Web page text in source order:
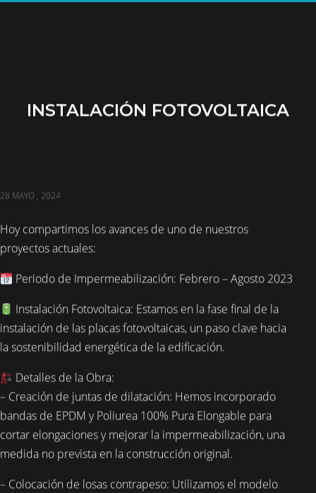
INSTALACIÓN FOTOVOLTAICA
28 MAYO , 2024
Hoy compartimos los avances de uno de nuestros
proyectos actuales:
Periodo de Impermeabilización: Febrero – Agosto 2023
Instalación Fotovoltaica: Estamos en la fase final de la
instalación de las placas fotovoltaicas, un paso clave hacia
la sostenibilidad energética de la edificación.
Detalles de la Obra:
– Creación de juntas de dilatación: Hemos incorporado
bandas de EPDM y Poliurea 100% Pura Elongable para
cortar elongaciones y mejorar la impermeabilización, una
medida no prevista en la construcción original.
– Colocación de losas contrapeso: Utilizamos el modelo